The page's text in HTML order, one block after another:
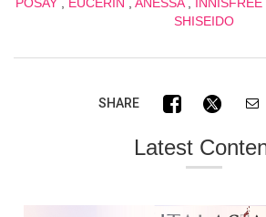
SHISEIDO
SHARE
Latest